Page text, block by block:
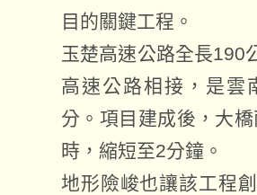
目的關鍵工程。
玉楚高速公路全長190
高速公路相接，是雲
分。項目建成後，大
時，縮短至2分鐘。
地形險峻也讓該工程